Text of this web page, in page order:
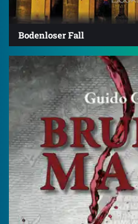
Bodenloser Fall